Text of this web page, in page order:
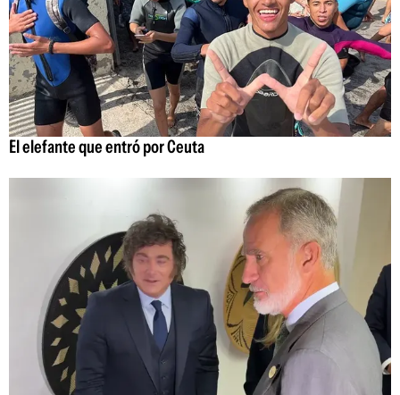
El elefante que entró por Ceuta